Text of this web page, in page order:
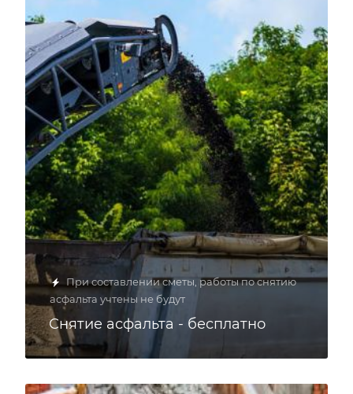
При составлении сметы, работы по снятию
асфальта учтены не будут
Снятие асфальта - бесплатно